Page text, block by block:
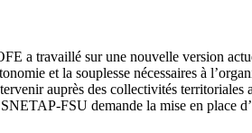
a travaillé sur une nouvelle version
et la souplesse nécessaires à
auprès des collectivités
FSU demande la mise en place